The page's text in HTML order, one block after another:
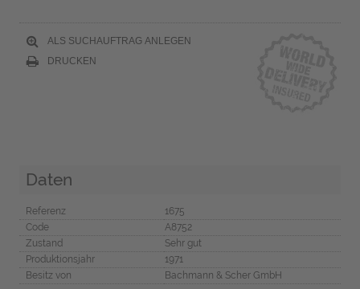
ALS SUCHAUFTRAG ANLEGEN
DRUCKEN
Daten
Referenz
1675
Code
A8752
Zustand
Sehr gut
Produktionsjahr
1971
Besitz von
Bachmann & Scher GmbH